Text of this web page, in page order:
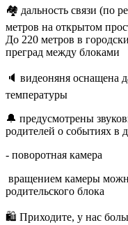
🏘 дальность связи (по
метров на открытом
До 220 метров в
преград между блоками
🔈 видеоняня оснащена
температуры
🔔 предусмотрены
родителей о событиях в
- поворотная камера
вращением камеры
родительского блока
🛍 Приходите, у нас